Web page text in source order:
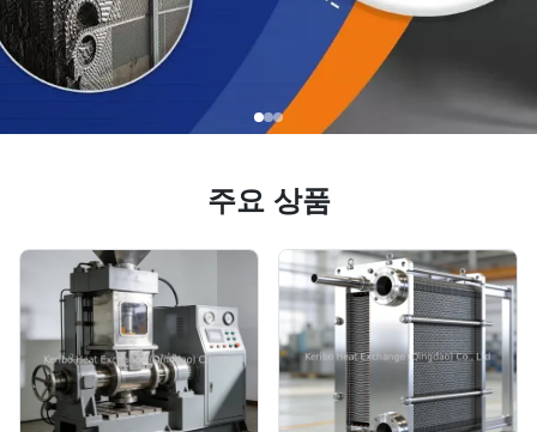
주요 상품